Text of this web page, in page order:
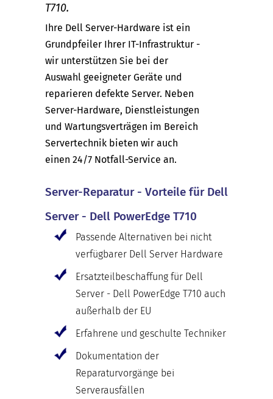
T710.
Ihre Dell Server-Hardware ist ein
Grundpfeiler Ihrer IT-Infrastruktur -
wir unterstützen Sie bei der
Auswahl geeigneter Geräte und
reparieren defekte Server. Neben
Server-Hardware, Dienstleistungen
und Wartungsverträgen im Bereich
Servertechnik bieten wir auch
einen 24/7 Notfall-Service an.
Server-Reparatur - Vorteile für Dell
Server - Dell PowerEdge T710
Passende Alternativen bei nicht
verfügbarer Dell Server Hardware
Ersatzteilbeschaffung für Dell
Server - Dell PowerEdge T710 auch
außerhalb der EU
Erfahrene und geschulte Techniker
Dokumentation der
Reparaturvorgänge bei
Serverausfällen